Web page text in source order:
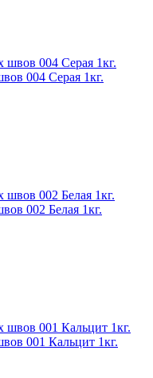
004 Серая 1кг.
002 Белая 1кг.
001 Кальцит 1кг.